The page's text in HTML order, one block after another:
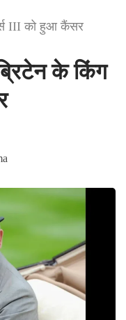
III को हुआ कैंसर
के किंग